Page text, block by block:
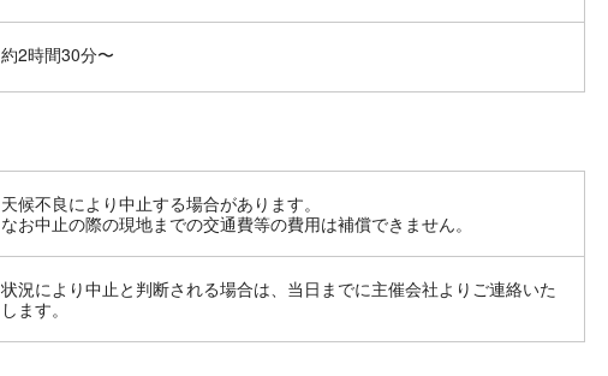
約2時間30分〜
天候不良により中止する場合があります。
なお中止の際の現地までの交通費等の費用は補償できません。
状況により中止と判断される場合は、当日までに主催会社よりご連絡いた
します。